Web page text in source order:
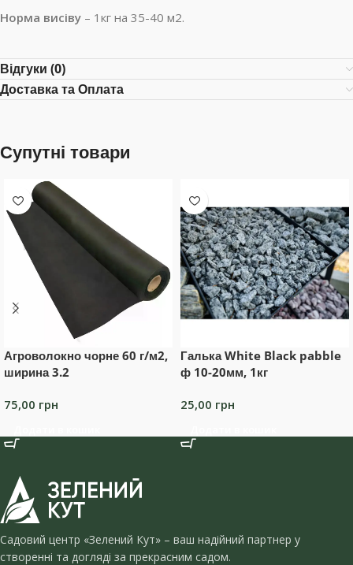
Норма висіву – 1кг на 35-40 м2.
Відгуки (0)
Доставка та Оплата
Супутні товари
Агроволокно чорне 60 г/м2,
ширина 3.2
75,00 грн
Галька White Black pabble
ф 10-20мм, 1кг
25,00 грн
Садовий центр «Зелений Кут» – ваш надійний партнер у
створенні та догляді за прекрасним садом.